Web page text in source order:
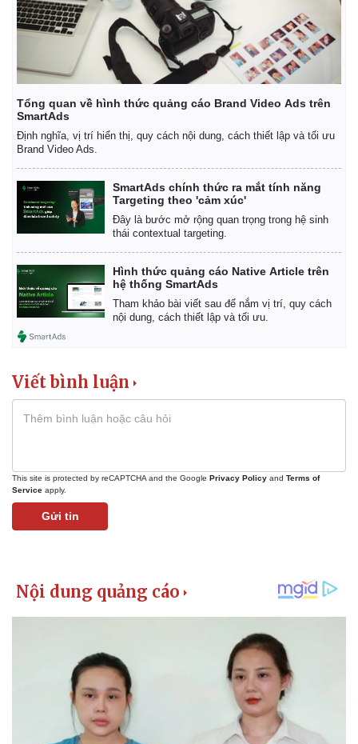
Quân sự - Quốc phòng
Việt Nam
Tổng quan về hình thức quảng cáo Brand Video Ads trên
SmartAds
Định nghĩa, vị trí hiển thị, quy cách nội dung, cách thiết lập và tối ưu
Brand Video Ads.
SmartAds chính thức ra mắt tính năng
Targeting theo 'cảm xúc'
Đây là bước mở rộng quan trọng trong hệ sinh
thái contextual targeting.
Hình thức quảng cáo Native Article trên
hệ thống SmartAds
Tham khảo bài viết sau để nắm vị trí, quy cách
nội dung, cách thiết lập và tối ưu.
Viết bình luận
This site is protected by reCAPTCHA and the Google Privacy Policy and Terms of
Service apply.
Gửi tin